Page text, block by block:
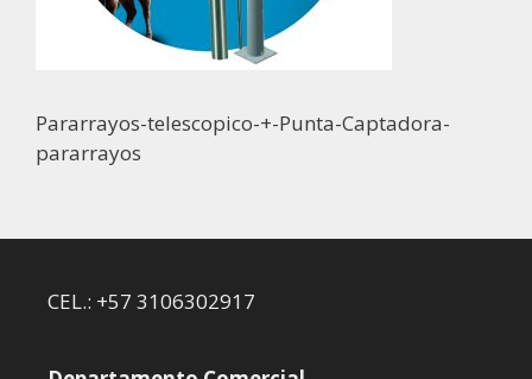
Pararrayos-telescopico-+-Punta-Captadora-
pararrayos
CEL.: +57 3106302917